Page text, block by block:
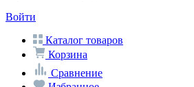
Войти
Каталог товаров
Корзина
Сравнение